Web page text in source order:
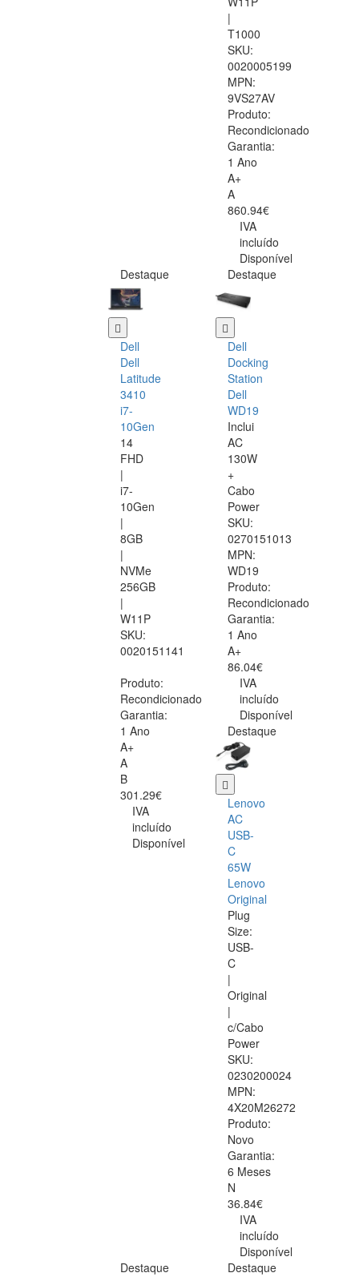
|
T1000
SKU:
0020005199
MPN:
9VS27AV
Produto:
Recondicionado
Garantia:
1 Ano
A+
A
860.94€
IVA
incluído
Disponível
Destaque
Dell
Dell
Latitude
3410
i7-
10Gen
14
FHD
|
i7-
10Gen
|
8GB
|
NVMe
256GB
|
W11P
SKU:
0020151141
Produto:
Recondicionado
Garantia:
1 Ano
A+
A
B
301.29€
IVA
incluído
Disponível
Destaque
Dell
Docking
Station
Dell
WD19
Inclui
AC
130W
+
Cabo
Power
SKU:
0270151013
MPN:
WD19
Produto:
Recondicionado
Garantia:
1 Ano
A+
86.04€
IVA
incluído
Disponível
Destaque
Lenovo
AC
USB-
C
65W
Lenovo
Original
Plug
Size:
USB-
C
|
Original
|
c/Cabo
Power
SKU:
0230200024
MPN:
4X20M26272
Produto:
Novo
Garantia:
6 Meses
N
36.84€
IVA
incluído
Disponível
Destaque
Destaque